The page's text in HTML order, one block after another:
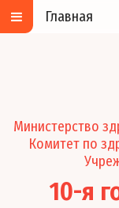
Министерство
Комитет по
10-я
Главная